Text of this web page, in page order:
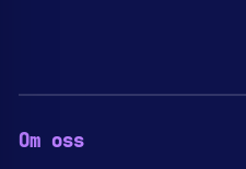
Om oss